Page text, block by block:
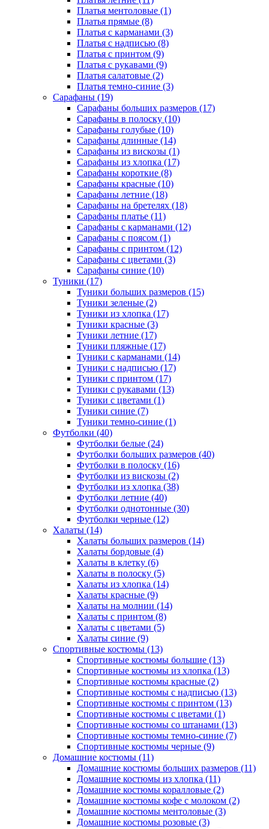
Платья ментоловые (1)
Платья прямые (8)
Платья с карманами (3)
Платья с надписью (8)
Платья с принтом (9)
Платья с рукавами (9)
Платья салатовые (2)
Платья темно-синие (3)
Сарафаны (19)
Сарафаны больших размеров (17)
Сарафаны в полоску (10)
Сарафаны голубые (10)
Сарафаны длинные (14)
Сарафаны из вискозы (1)
Сарафаны из хлопка (17)
Сарафаны короткие (8)
Сарафаны красные (10)
Сарафаны летние (18)
Сарафаны на бретелях (18)
Сарафаны платье (11)
Сарафаны с карманами (12)
Сарафаны с поясом (1)
Сарафаны с принтом (12)
Сарафаны с цветами (3)
Сарафаны синие (10)
Туники (17)
Туники больших размеров (15)
Туники зеленые (2)
Туники из хлопка (17)
Туники красные (3)
Туники летние (17)
Туники пляжные (17)
Туники с карманами (14)
Туники с надписью (17)
Туники с принтом (17)
Туники с рукавами (13)
Туники с цветами (1)
Туники синие (7)
Туники темно-синие (1)
Футболки (40)
Футболки белые (24)
Футболки больших размеров (40)
Футболки в полоску (16)
Футболки из вискозы (2)
Футболки из хлопка (38)
Футболки летние (40)
Футболки однотонные (30)
Футболки черные (12)
Халаты (14)
Халаты больших размеров (14)
Халаты бордовые (4)
Халаты в клетку (6)
Халаты в полоску (5)
Халаты из хлопка (14)
Халаты красные (9)
Халаты на молнии (14)
Халаты с принтом (8)
Халаты с цветами (5)
Халаты синие (9)
Спортивные костюмы (13)
Спортивные костюмы большие (13)
Спортивные костюмы из хлопка (13)
Спортивные костюмы красные (2)
Спортивные костюмы с надписью (13)
Спортивные костюмы с принтом (13)
Спортивные костюмы с цветами (1)
Спортивные костюмы со штанами (13)
Спортивные костюмы темно-синие (7)
Спортивные костюмы черные (9)
Домашние костюмы (11)
Домашние костюмы больших размеров (11)
Домашние костюмы из хлопка (11)
Домашние костюмы коралловые (2)
Домашние костюмы кофе с молоком (2)
Домашние костюмы ментоловые (3)
Домашние костюмы розовые (3)